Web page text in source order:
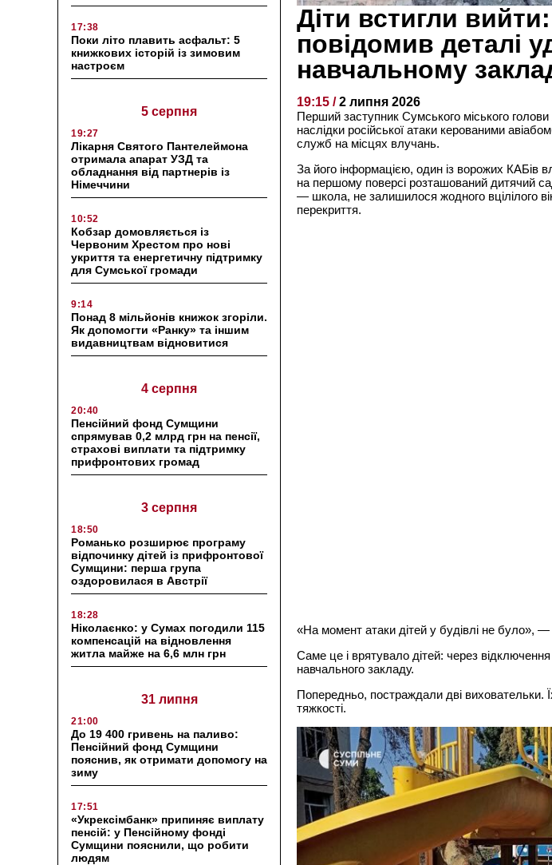
17:38
Поки літо плавить асфальт: 5
книжкових історій із зимовим
настроєм
5 серпня
19:27
Лікарня Святого Пантелеймона
отримала апарат УЗД та
обладнання від партнерів із
Німеччини
10:52
Кобзар домовляється із
Червоним Хрестом про нові
укриття та енергетичну підтримку
для Сумської громади
9:14
Понад 8 мільйонів книжок згоріли.
Як допомогти «Ранку» та іншим
видавництвам відновитися
4 серпня
20:40
Пенсійний фонд Сумщини
спрямував 0,2 млрд грн на пенсії,
страхові виплати та підтримку
прифронтових громад
3 серпня
18:50
Романько розширює програму
відпочинку дітей із прифронтової
Сумщини: перша група
оздоровилася в Австрії
18:28
Ніколаєнко: у Сумах погодили 115
компенсацій на відновлення
житла майже на 6,6 млн грн
31 липня
21:00
До 19 400 гривень на паливо:
Пенсійний фонд Сумщини
пояснив, як отримати допомогу на
зиму
17:51
«Укрексімбанк» припиняє виплату
пенсій: у Пенсійному фонді
Сумщини пояснили, що робити
людям
Діти встигли
повідомив деталі
навчальному
19:15 /2 липня 2026
Перший заступник Сумського міського голови
наслідки російської атаки керованими
служб на місцях влучань.
За його інформацією, один із ворожих КАБів
на першому поверсі розташований дитячий
— школа, не залишилося жодного вцілілого
перекриття.
«На момент атаки дітей у будівлі не було», —
Саме це і врятувало дітей: через
навчального закладу.
Попередньо, постраждали дві виховательки.
тяжкості.